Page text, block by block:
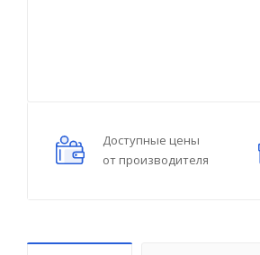
Доступные цены
от производителя